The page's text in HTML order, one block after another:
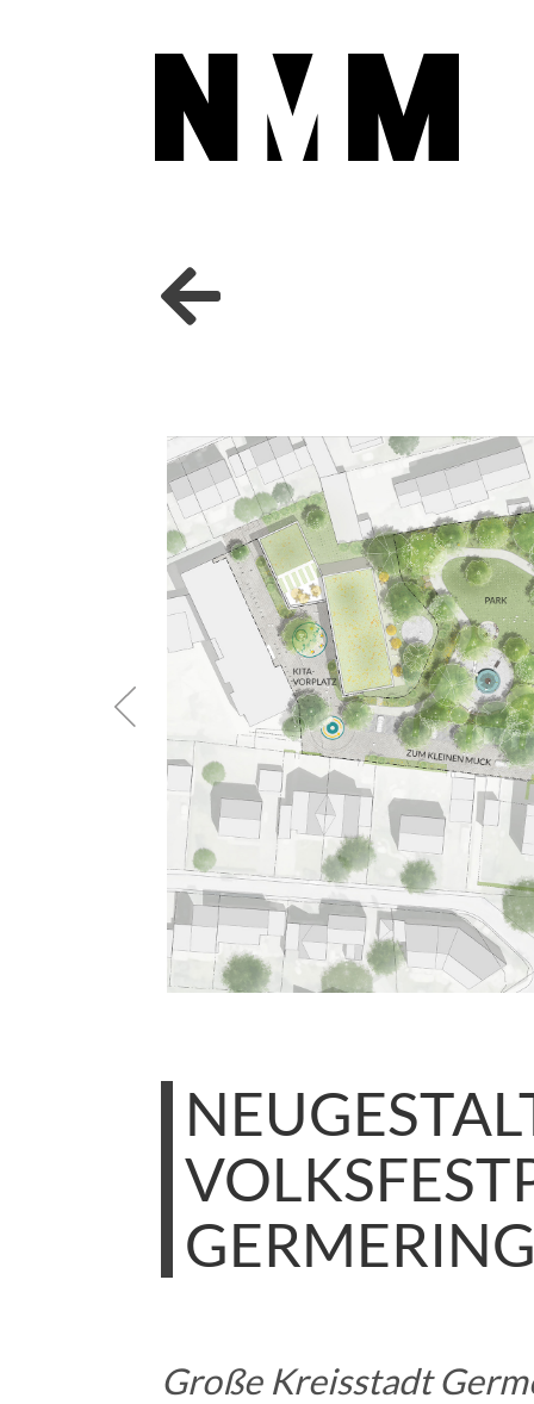
Große Kreisstadt